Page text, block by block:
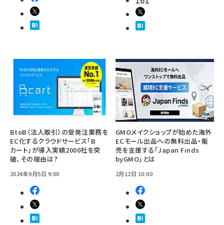
BtoB（法人取引）の受発注業務を
EC化するクラウドサービス「B
カート」が導入実績2000社を突
破、その理由は？
2024年9月5日 9:00
GMOメイクショップが始めた海外
ECモール出品への無料出品・販
売を支援する「Japan Finds
byGMO」とは
2月12日 10:00